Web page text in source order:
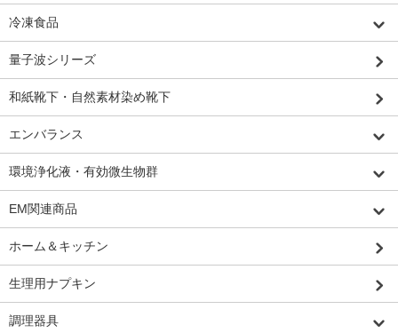
冷凍食品
量子波シリーズ
和紙靴下・自然素材染め靴下
エンバランス
環境浄化液・有効微生物群
EM関連商品
ホーム＆キッチン
生理用ナプキン
調理器具